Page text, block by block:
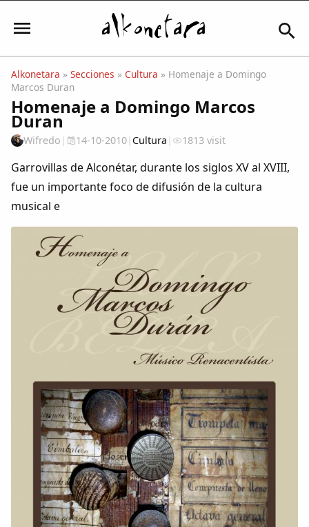
Iniciar sesión
Mi Cuenta
El Tiempo
Actualidad
Colaboradores
Biblioteca
Periódico Alconétar
Foros
Idiosincrasia
Alkonetara » Secciones » Cultura » Homenaje a Domingo
Marcos Duran
Homenaje a Domingo Marcos
Duran
Wifredo | 14-10-2010| Cultura | 1813 visit
Garrovillas de Alconétar, durante los siglos XV al XVIII,
fue un importante foco de difusión de la cultura
musical e